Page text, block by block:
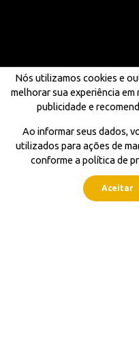
Nós utilizamos cookies e
melhorar sua experiência
publicidade e
Ao informar seus dados,
utilizados para ações de
conforme a política de
Aceitar